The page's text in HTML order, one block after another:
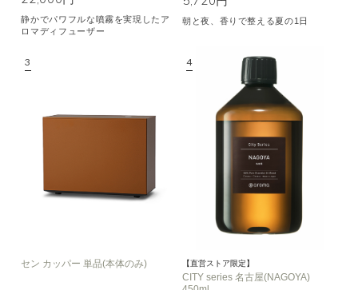
静かでパワフルな噴霧を実現したア
ロマディフューザー
朝と夜、香りで整える夏の1日
セン カッパー 単品(本体のみ) 【直営ストア限定】
CITY series 名古屋(NAGOYA)